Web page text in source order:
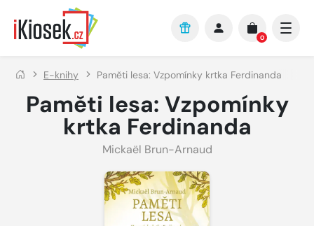
Přejít na hlavní obsah
0
E-knihy Paměti lesa: Vzpomínky krtka Ferdinanda
Paměti lesa: Vzpomínky
krtka Ferdinanda
Mickaël Brun-Arnaud